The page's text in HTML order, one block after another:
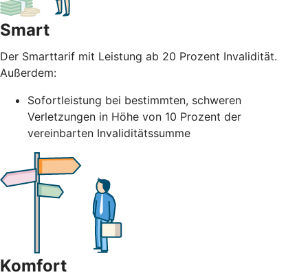
Smart
Der Smarttarif mit Leistung ab 20 Prozent Invalidität.
Außerdem:
Sofortleistung bei bestimmten, schweren
Verletzungen in Höhe von 10 Prozent der
vereinbarten Invaliditätssumme
Komfort